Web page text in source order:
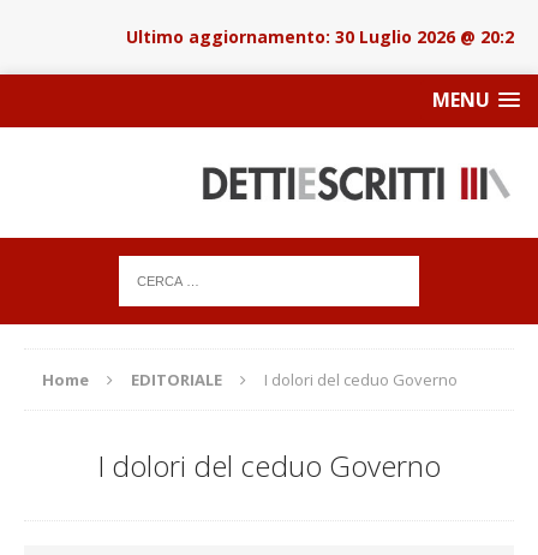
30 Luglio 2026 @ 20:22
MENU
Home EDITORIALE I dolori del ceduo Governo
I dolori del ceduo Governo